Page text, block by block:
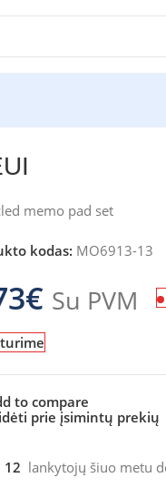
memo pad set
kodas: MO6913-13
€ Su PVM
to compare
prie įsimintų prekių
12 lankytojų šiuo metu